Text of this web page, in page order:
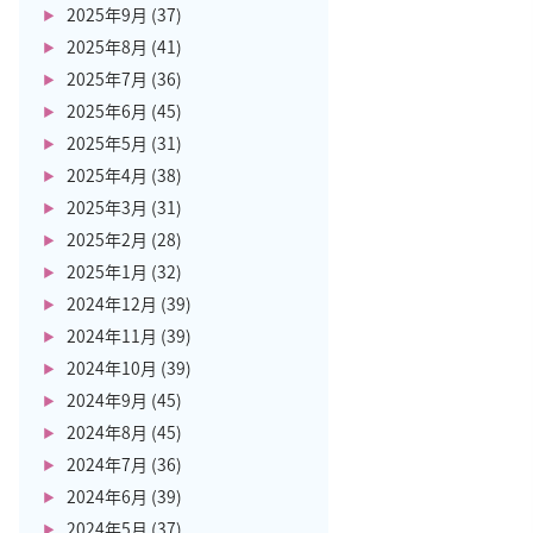
2025年9月 (37)
2025年8月 (41)
2025年7月 (36)
2025年6月 (45)
2025年5月 (31)
2025年4月 (38)
2025年3月 (31)
2025年2月 (28)
2025年1月 (32)
2024年12月 (39)
2024年11月 (39)
2024年10月 (39)
2024年9月 (45)
2024年8月 (45)
2024年7月 (36)
2024年6月 (39)
2024年5月 (37)